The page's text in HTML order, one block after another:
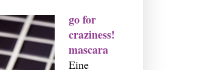
go for
craziness!
mascara
Eine